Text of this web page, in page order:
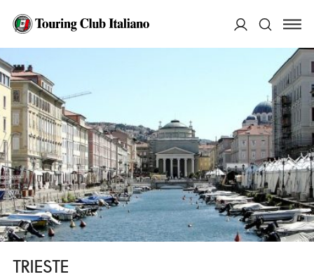
Cerca
HOME
LA STRUTTURA VOLONTARIA
FRIULI-VENEZIA GIULIA TRIESTE
TRIESTE